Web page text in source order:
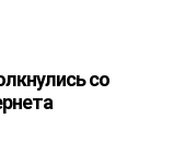
со